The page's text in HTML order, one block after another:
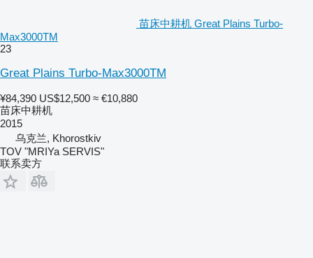
苗床中耕机 Great Plains Turbo-
Max3000TM
23
Great Plains Turbo-Max3000TM
¥84,390 US$12,500 ≈ €10,880
苗床中耕机
2015
乌克兰, Khorostkiv
TOV "MRIYa SERVIS"
联系卖方